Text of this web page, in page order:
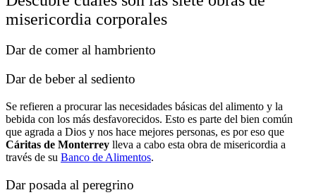
misericordia corporales
Dar de comer al hambriento
Dar de beber al sediento
Se refieren a procurar las necesidades básicas del alimento y la
bebida con los más desfavorecidos. Esto es parte del bien común
que agrada a Dios y nos hace mejores personas, es por eso que
Cáritas de Monterrey lleva a cabo esta obra de misericordia a
través de su Banco de Alimentos.
Dar posada al peregrino